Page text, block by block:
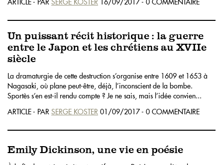
ARTICLE - PAR SERGE KOSTER 16/09/2017 - 0 COMMENTAIRE
Un puissant récit historique : la guerre
entre le Japon et les chrétiens au XVIIe
siècle
La dramaturgie de cette destruction s’organise entre 1609 et 1653 à
Nagasaki, où plane peut-être, déjà, l’inconscient de la bombe.
Sportès s’en est-il rendu compte ? Je ne sais, mais l’idée convien...
ARTICLE - PAR SERGE KOSTER 01/09/2017 - 0 COMMENTAIRE
Emily Dickinson, une vie en poésie